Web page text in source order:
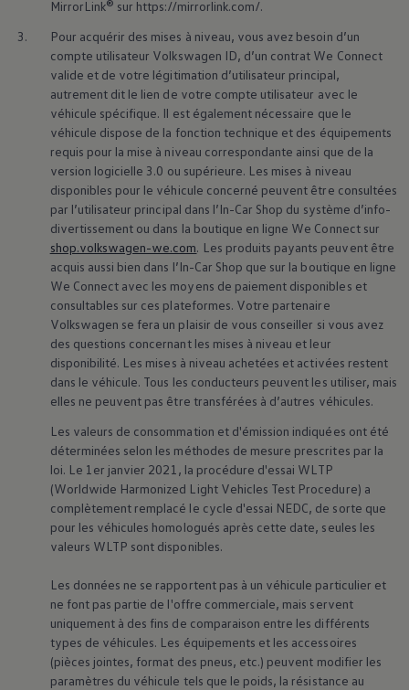
MirrorLink® sur https://mirrorlink.com/.
3.
Pour acquérir des mises à niveau, vous avez besoin d’un
compte utilisateur Volkswagen ID, d’un contrat We Connect
valide et de votre légitimation d’utilisateur principal,
autrement dit le lien de votre compte utilisateur avec le
véhicule spécifique. Il est également nécessaire que le
véhicule dispose de la fonction technique et des équipements
requis pour la mise à niveau correspondante ainsi que de la
version logicielle 3.0 ou supérieure. Les mises à niveau
disponibles pour le véhicule concerné peuvent être consultées
par l’utilisateur principal dans l’In-Car Shop du système d’info-
divertissement ou dans la boutique en ligne We Connect sur
shop.volkswagen-we.com. Les produits payants peuvent être
acquis aussi bien dans l’In-Car Shop que sur la boutique en ligne
We Connect avec les moyens de paiement disponibles et
consultables sur ces plateformes. Votre partenaire
Volkswagen se fera un plaisir de vous conseiller si vous avez
des questions concernant les mises à niveau et leur
disponibilité. Les mises à niveau achetées et activées restent
dans le véhicule. Tous les conducteurs peuvent les utiliser, mais
elles ne peuvent pas être transférées à d’autres véhicules.
Les valeurs de consommation et d'émission indiquées ont été
déterminées selon les méthodes de mesure prescrites par la
loi. Le 1er janvier 2021, la procédure d'essai WLTP
(Worldwide Harmonized Light Vehicles Test Procedure) a
complètement remplacé le cycle d'essai NEDC, de sorte que
pour les véhicules homologués après cette date, seules les
valeurs WLTP sont disponibles.
Les données ne se rapportent pas à un véhicule particulier et
ne font pas partie de l'offre commerciale, mais servent
uniquement à des fins de comparaison entre les différents
types de véhicules. Les équipements et les accessoires
(pièces jointes, format des pneus, etc.) peuvent modifier les
paramètres du véhicule tels que le poids, la résistance au